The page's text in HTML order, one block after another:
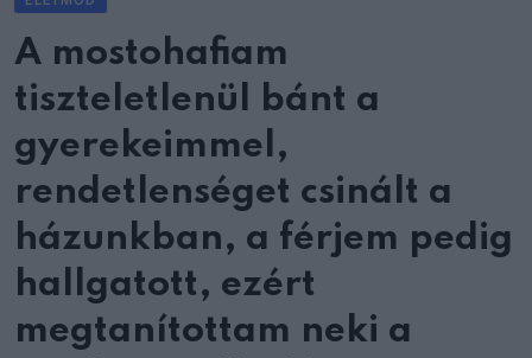
A mostohafiam
tiszteletlenül bánt a
gyerekeimmel,
rendetlenséget csinált a
házunkban, a férjem pedig
hallgatott, ezért
megtanítottam neki a